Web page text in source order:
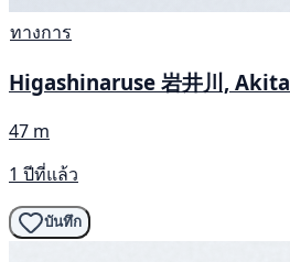
ทางการ
Higashinaruse 岩井川, Akita
47 m
1 ปีที่แล้ว
บันทึก